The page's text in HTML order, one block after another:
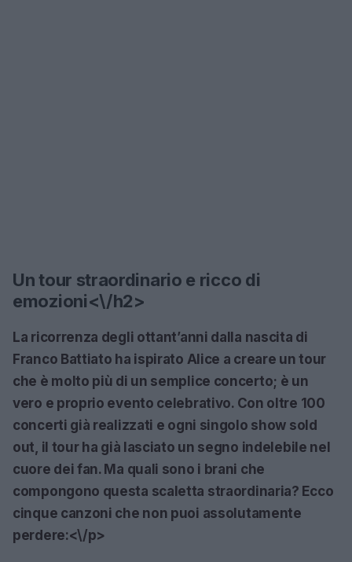
Un tour straordinario e ricco di
emozioni<\/h2>
La ricorrenza degli ottant’anni dalla nascita di
Franco Battiato ha ispirato Alice a creare un tour
che è molto più di un semplice concerto; è un
vero e proprio evento celebrativo. Con oltre 100
concerti già realizzati e ogni singolo show sold
out, il tour ha già lasciato un segno indelebile nel
cuore dei fan. Ma quali sono i brani che
compongono questa scaletta straordinaria? Ecco
cinque canzoni che non puoi assolutamente
perdere:<\/p>